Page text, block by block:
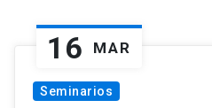
16 MAR
Seminarios